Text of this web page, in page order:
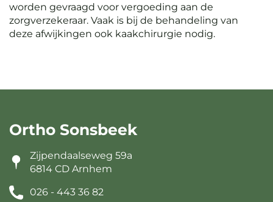
worden gevraagd voor vergoeding aan de
zorgverzekeraar. Vaak is bij de behandeling van
deze afwijkingen ook kaakchirurgie nodig.
Ortho Sonsbeek
Zijpendaalseweg 59a
6814 CD Arnhem
026 - 443 36 82